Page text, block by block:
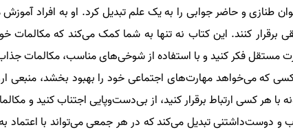
طنازی و حاضر جوابی را به یک علم تبدیل کرد. او به افراد
برقرار کنند. این کتاب نه تنها به شما کمک می‌کند که مکالمات
مستقل فکر کنید و با استفاده از شوخی‌های مناسب، مکالمات جذاب
که می‌خواهد مهارت‌های اجتماعی خود را بهبود بخشد، منبعی
با هر کسی ارتباط برقرار کنید، از بی‌دست‌وپایی اجتناب کنید و
و دوست‌داشتنی تبدیل می‌کند که در هر جمعی می‌تواند با